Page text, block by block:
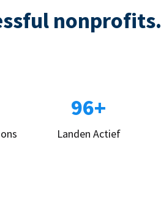
nonprofits.
96+
Landen Actief